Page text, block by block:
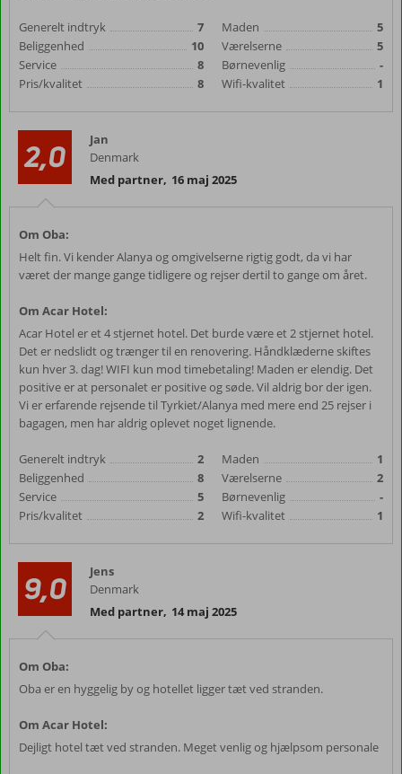
Generelt indtryk
7
Beliggenhed
10
Service
8
Pris/kvalitet
8
Maden
5
Værelserne
5
Børnevenlig
-
Wifi-kvalitet
1
2,0
Jan
Denmark
Med partner, 16 maj 2025
Om Oba:
Helt fin. Vi kender Alanya og omgivelserne rigtig godt, da vi har
været der mange gange tidligere og rejser dertil to gange om året.
Om Acar Hotel:
Acar Hotel er et 4 stjernet hotel. Det burde være et 2 stjernet hotel.
Det er nedslidt og trænger til en renovering. Håndklæderne skiftes
kun hver 3. dag! WIFI kun mod timebetaling! Maden er elendig. Det
positive er at personalet er positive og søde. Vil aldrig bor der igen.
Vi er erfarende rejsende til Tyrkiet/Alanya med mere end 25 rejser i
bagagen, men har aldrig oplevet noget lignende.
Generelt indtryk
2
Beliggenhed
8
Service
5
Pris/kvalitet
2
Maden
1
Værelserne
2
Børnevenlig
-
Wifi-kvalitet
1
9,0
Jens
Denmark
Med partner, 14 maj 2025
Om Oba:
Oba er en hyggelig by og hotellet ligger tæt ved stranden.
Om Acar Hotel:
Dejligt hotel tæt ved stranden. Meget venlig og hjælpsom personale